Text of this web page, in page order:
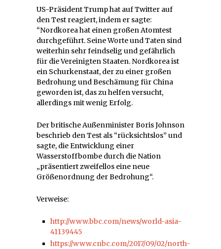
US-Präsident Trump hat auf Twitter auf
den Test reagiert, indem er sagte:
“Nordkorea hat einen großen Atomtest
durchgeführt. Seine Worte und Taten sind
weiterhin sehr feindselig und gefährlich
für die Vereinigten Staaten. Nordkorea ist
ein Schurkenstaat, der zu einer großen
Bedrohung und Beschämung für China
geworden ist, das zu helfen versucht,
allerdings mit wenig Erfolg.
Der britische Außenminister Boris Johnson
beschrieb den Test als “rücksichtslos” und
sagte, die Entwicklung einer
Wasserstoffbombe durch die Nation
„präsentiert zweifellos eine neue
Größenordnung der Bedrohung“.
Verweise:
http://www.bbc.com/news/world-asia-
41139445
https://www.cnbc.com/2017/09/02/north-